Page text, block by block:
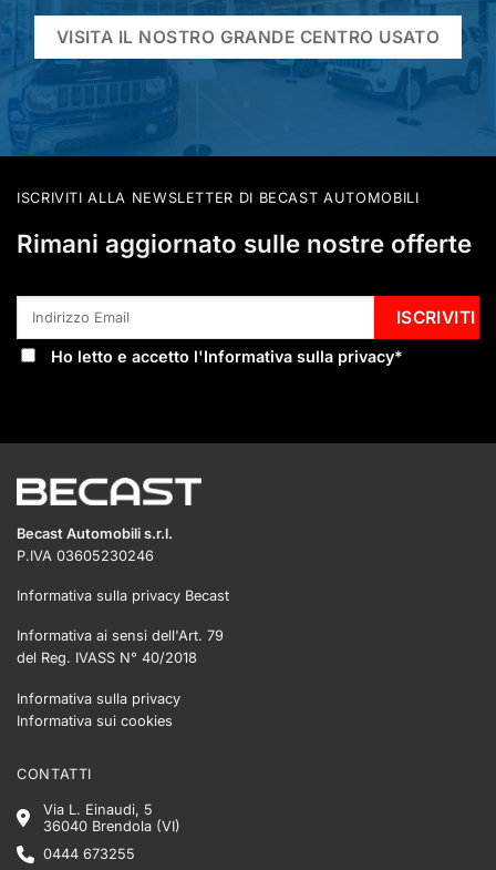
VISITA IL NOSTRO GRANDE CENTRO USATO
ISCRIVITI ALLA NEWSLETTER DI BECAST AUTOMOBILI
Rimani aggiornato sulle nostre offerte
Ho letto e accetto l'Informativa sulla privacy*
Becast Automobili s.r.l.
P.IVA 03605230246
Informativa sulla privacy Becast
Informativa ai sensi dell'Art. 79
del Reg. IVASS N° 40/2018
Informativa sulla privacy
Informativa sui cookies
CONTATTI
Via L. Einaudi, 5
36040 Brendola (VI)
0444 673255